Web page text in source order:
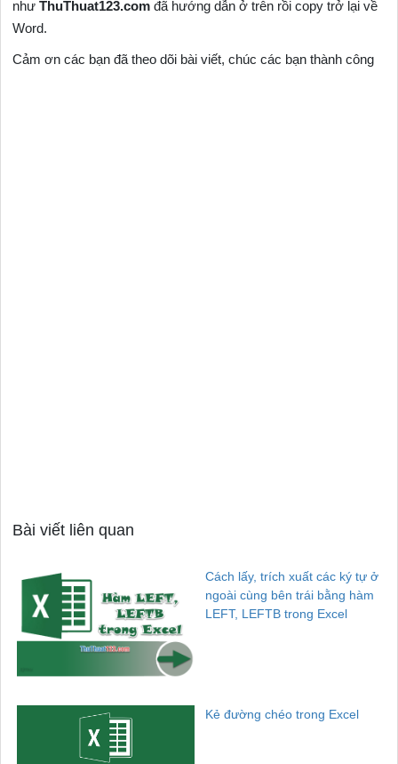
nhưThuThuat123.com đã hướng dẫn ở trên rồi copy trở lại về
Word.
Cảm ơn các bạn đã theo dõi bài viết, chúc các bạn thành công
Bài viết liên quan
Cách lấy, trích xuất các ký tự ở
ngoài cùng bên trái bằng hàm
LEFT, LEFTB trong Excel
Kẻ đường chéo trong Excel